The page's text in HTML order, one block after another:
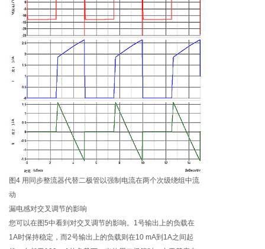
图4 用同步整流器代替二极管以强制电流在两个次级绕组中流
动
漏电感对交叉调节的影响
您可以在图5中看到对交叉调节的影响。1号输出上的负载在
1A时保持稳定，而2号输出上的负载则在10 mA到1A之间起